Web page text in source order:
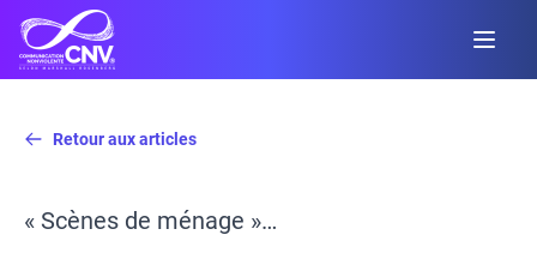
Retour aux articles
« Scènes de ménage »…